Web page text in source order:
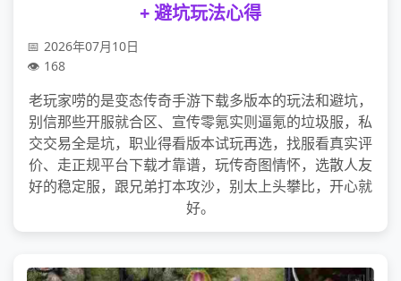
+ 避坑玩法心得
2026年07月10日
168
老玩家唠的是变态传奇手游下载多版本的玩法和避坑，
别信那些开服就合区、宣传零氪实则逼氪的垃圾服，私
交交易全是坑，职业得看版本试玩再选，找服看真实评
价、走正规平台下载才靠谱，玩传奇图情怀，选散人友
好的稳定服，跟兄弟打本攻沙，别太上头攀比，开心就
好。